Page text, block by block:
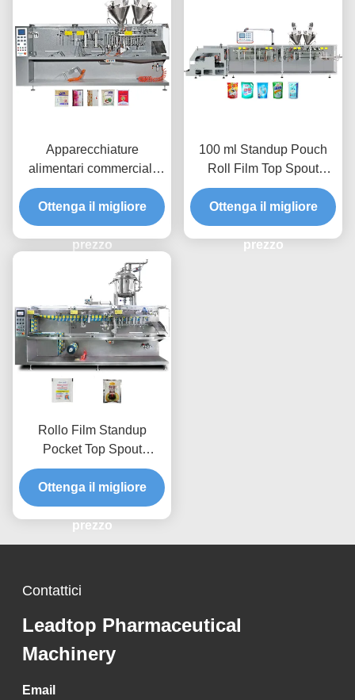
Apparecchiature
alimentari commerciali
Granulo cubo di zucchero
riempimento automatico
di sale macchina di
imballaggio multifunzione
Ottenga il migliore
prezzo
100 ml Standup Pouch
Roll Film Top Spout
Doypack Automatica
Macchina di imballaggio
multifunzione orizzontale
Ottenga il migliore
prezzo
Rollo Film Standup
Pocket Top Spout
Doypack Latte Tea
Riempimento Macchina
di imballaggio
multifunzionale
orizzontale
Ottenga il migliore
prezzo
Contattici
Leadtop Pharmaceutical
Machinery
Email